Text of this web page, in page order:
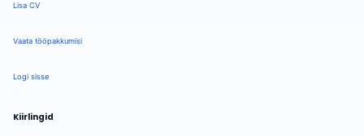
Lisa CV
Vaata tööpakkumisi
Logi sisse
Kiirlingid